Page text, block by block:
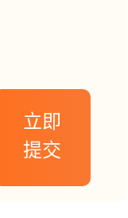
立即
提交